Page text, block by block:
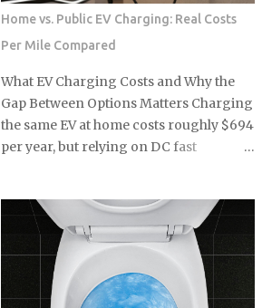
turns out. As You Sow's Fossil Free
Funds platform ran the numbers on
sustainable funds and found that a large
majority of them hold at least some
fossil fuel exposure. Here's the part that
should give you pause: a comparison
sample of non-sustainable funds
marketing. The First Trust fund's own
paperwork sets a goal to avoid or limit
thermal coal companies. Morningstar's
assessment found the opposite
happening in practice. Meanwh...
Home vs. Public EV Charging: Real Costs
Per Mile Compared
What EV Charging Costs and Why the
Gap Between Options Matters Charging
the same EV at home costs roughly $694
per year, but relying on DC fast
higher and enough to wipe out every
fuel-cost advantage that made the EV
appealing in the first place. Before you
buy or lease, figure out which charging
tier will actually define your ownership,